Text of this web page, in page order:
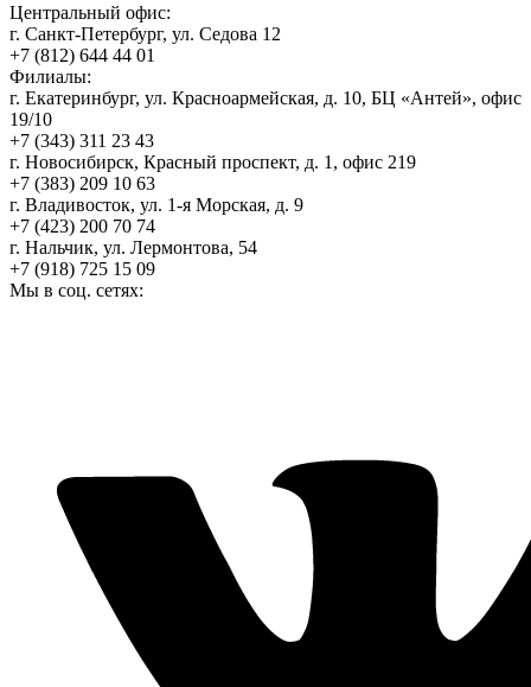
Центральный офис:
г. Санкт-Петербург, ул. Седова 12
+7 (812) 644 44 01
Филиалы:
г. Екатеринбург, ул. Красноармейская, д. 10, БЦ «Антей», офис
19/10
+7 (343) 311 23 43
г. Новосибирск, Красный проспект, д. 1, офис 219
+7 (383) 209 10 63
г. Владивосток, ул. 1-я Морская, д. 9
+7 (423) 200 70 74
г. Нальчик, ул. Лермонтова, 54
+7 (918) 725 15 09
Мы в соц. сетях: